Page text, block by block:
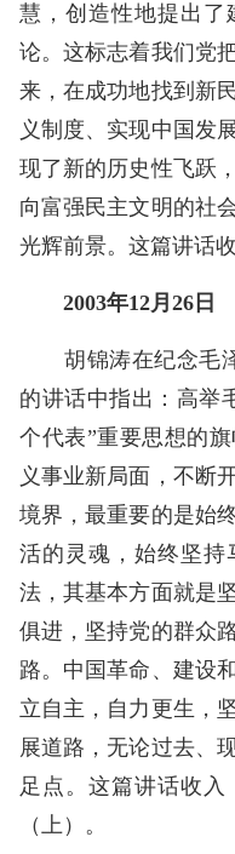
慧，创造性地提出了
论。这标志着我们党
来，在成功地找到新
义制度、实现中国发
现了新的历史性飞跃
向富强民主文明的社
光辉前景。这篇讲话
2003年12月26日
胡锦涛在纪念毛泽
的讲话中指出：高举
个代表”重要思想的
义事业新局面，不断
境界，最重要的是始
活的灵魂，始终坚持
法，其基本方面就是
俱进，坚持党的群众
路。中国革命、建设
立自主，自力更生，
展道路，无论过去、
足点。这篇讲话收入
（上）。